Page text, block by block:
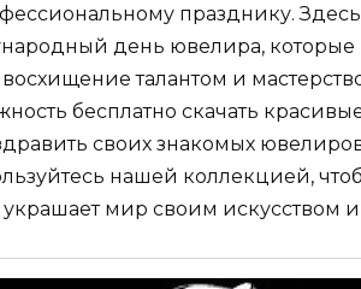
празднику.
день ювелира, которые
восхищение талантом и
бесплатно скачать
своих знакомых
нашей коллекцией,
мир своим искусством и